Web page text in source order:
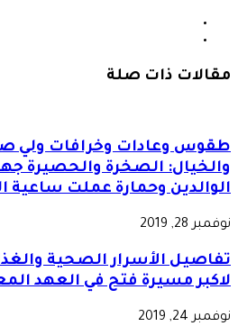
مقالات ذات صلة
طقوس وعادات وخرافات ولي
والخيال: الصخرة والحصيرة
الوالدين وحمارة عملت ساعية
نوفمبر 28, 2019
تفاصيل الأسرار الصحية
لاكبر مسيرة فتح في العهد
نوفمبر 24, 2019